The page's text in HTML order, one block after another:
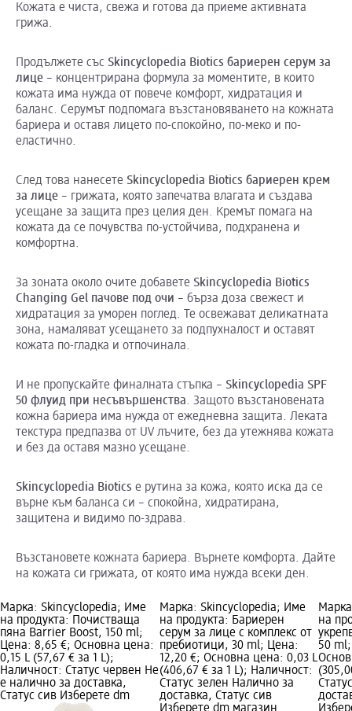
Кожата е чиста, свежа и готова да приеме активната
грижа.
Продължете със Skincyclopedia Biotics бариерен серум за
лице – концентрирана формула за моментите, в които
кожата има нужда от повече комфорт, хидратация и
баланс. Серумът подпомага възстановяването на кожната
бариера и оставя лицето по-спокойно, по-меко и по-
еластично.
След това нанесете Skincyclopedia Biotics бариерен крем
за лице – грижата, която запечатва влагата и създава
усещане за защита през целия ден. Кремът помага на
кожата да се почувства по-устойчива, подхранена и
комфортна.
За зоната около очите добавете Skincyclopedia Biotics
Changing Gel пачове под очи – бърза доза свежест и
хидратация за уморен поглед. Те освежават деликатната
зона, намаляват усещането за подпухналост и оставят
кожата по-гладка и отпочинала.
И не пропускайте финалната стъпка – Skincyclopedia SPF
50 флуид при несъвършенства. Защото възстановената
кожна бариера има нужда от ежедневна защита. Леката
текстура предпазва от UV лъчите, без да утежнява кожата
и без да оставя мазно усещане.
Skincyclopedia Biotics е рутина за кожа, която иска да се
върне към баланса си – спокойна, хидратирана,
защитена и видимо по-здрава.
Възстановете кожната бариера. Върнете комфорта. Дайте
на кожата си грижата, от която има нужда всеки ден.
Марка: Skincyclopedia; Име
на продукта: Почистваща
пяна Barrier Boost, 150 ml;
Цена: 8,65 €; Основна цена:
0,15 L (57,67 € за 1 L);
Наличност: Статус червен Не
е налично за доставка,
Статус сив Изберете dm
Марка: Skincyclopedia; Име
на продукта: Бариерен
серум за лице с комплекс от
пребиотици, 30 ml; Цена:
12,20 €; Основна цена: 0,03 L
(406,67 € за 1 L); Наличност:
Статус зелен Налично за
доставка, Статус сив
на
50